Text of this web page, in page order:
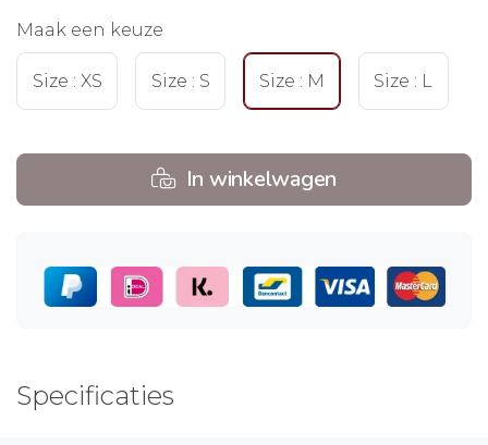
Maak een keuze
Size : XS Size : S Size : M Size : L
In winkelwagen
Specificaties